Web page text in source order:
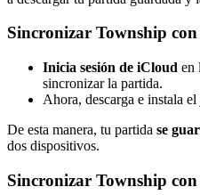
Sincronizar Township
Inicia sesión de iCloud en
sincronizar la partida.
Ahora, descarga e instala
De esta manera, tu partida se
dos dispositivos.
Sincronizar Township